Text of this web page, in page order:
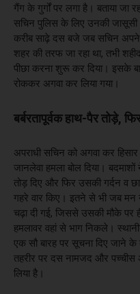
गैंग के गुर्गों पर लगा है। बताया जा
सचिन पुलिस के लिए उनकी जासूसी
करीब साढ़े दस बजे जब सचिन अपने
शहर की तरफ जा रहा था, तभी
पीछा करना शुरू कर दिया। इसके
रोककर अगवा कर लिया गया।
बर्बरतापूर्वक हाथ-पैर तोड़े,
अपराधी सचिन को अगवा कर
जानलेवा हमला बोल दिया।
तोड़ दिए और फिर उसकी गर्दन व
गहरे वार किए। इतने से भी जब मन
चढ़ा दी गई, जिससे उसकी मौके पर
हमलावर वहां से भाग निकले।
एक सौ बारह पर सूचना दिए जाने के
तहरीर पर दस नामजद और पच्चीस
लिया है।